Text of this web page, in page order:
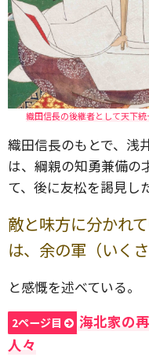
織田信長の後継者として天下
織田信長のもとで、浅
は、綱親の知勇兼備の
て、後に友松を謁見し
敵と味方に分かれ
は、余の軍（いく
と感慨を述べている。
2ページ目
海北家の
人々